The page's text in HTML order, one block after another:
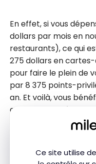
Ce site utilise
de centaines
de
commerces :
carte-
cadeau Amazo
n, Walmart,
Netflix, etc.
En effet, si vous
dollars par mois en
restaurants), ce qui
275 dollars en
pour faire le plein de
par 8 375 points-
an. Et voilà, vous
annuelle pour
vacances tout inclus
points pour obtenir